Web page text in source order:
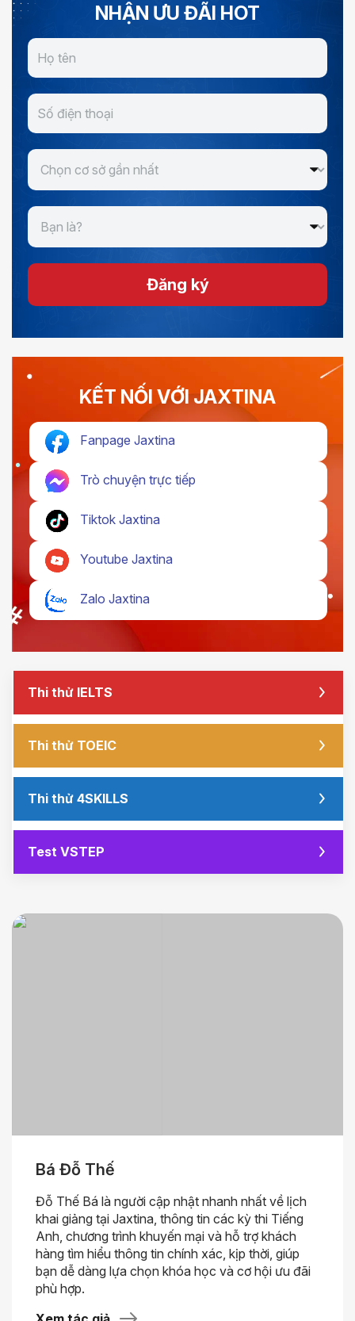
NHẬN ƯU ĐÃI HOT
Đăng ký
KẾT NỐI VỚI JAXTINA
Fanpage Jaxtina
Trò chuyện trực tiếp
Tiktok Jaxtina
Youtube Jaxtina
Zalo Jaxtina
Thi thử IELTS
Thi thử TOEIC
Thi thử 4SKILLS
Test VSTEP
Bá Đỗ Thế
Đỗ Thế Bá là người cập nhật nhanh nhất về lịch
khai giảng tại Jaxtina, thông tin các kỳ thi Tiếng
Anh, chương trình khuyến mại và hỗ trợ khách
hàng tìm hiểu thông tin chính xác, kịp thời, giúp
bạn dễ dàng lựa chọn khóa học và cơ hội ưu đãi
phù hợp.